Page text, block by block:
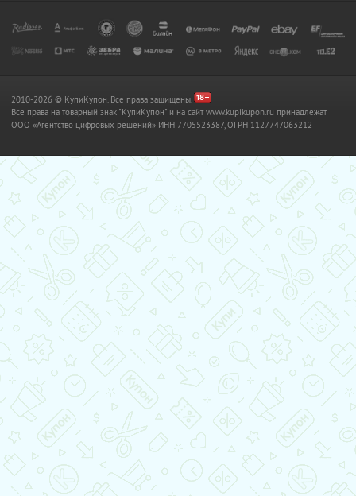
2010-2026 © КупиКупон. Все права защищены.
Все права на товарный знак "КупиКупон" и на сайт www.kupikupon.ru принадлежат
OOO «Агентство цифровых решений» ИНН 7705523387, ОГРН 1127747063212